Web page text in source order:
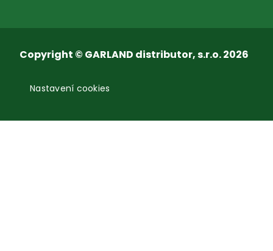
Copyright © GARLAND distributor, s.r.o. 2026
Nastavení cookies